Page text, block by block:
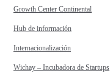
Growth Center Continental
Hub de información
Internacionalización
Wichay – Incubadora de Startups